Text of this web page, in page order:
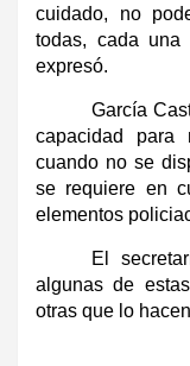
cuidado, no
todas, cada
expresó.
García
capacidad para
cuando no se
se requiere en
elementos
El
algunas de
otras que lo